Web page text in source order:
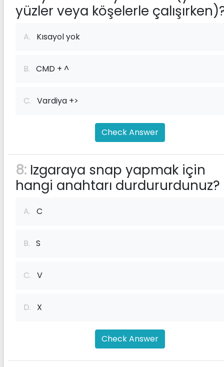
yüzler veya köşelerle
A. Kısayol yok
B. CMD + ^
C. Vardiya +>
Check Answer
8: Izgaraya snap yapmak için
hangi anahtarı durdururdunuz?
A. C
B. S
C. V
D. X
Check Answer